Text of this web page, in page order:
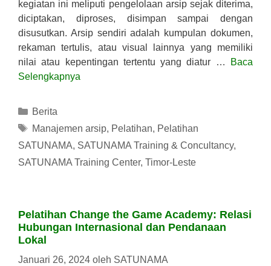
kegiatan ini meliputi pengelolaan arsip sejak diterima,
diciptakan, diproses, disimpan sampai dengan
disusutkan. Arsip sendiri adalah kumpulan dokumen,
rekaman tertulis, atau visual lainnya yang memiliki
nilai atau kepentingan tertentu yang diatur …
Baca
Selengkapnya
Kategori
Berita
Tag
Manajemen arsip, Pelatihan, Pelatihan
SATUNAMA, SATUNAMA Training & Concultancy,
SATUNAMA Training Center, Timor-Leste
Pelatihan Change the Game Academy: Relasi
Hubungan Internasional dan Pendanaan
Lokal
Januari 26, 2024 oleh SATUNAMA